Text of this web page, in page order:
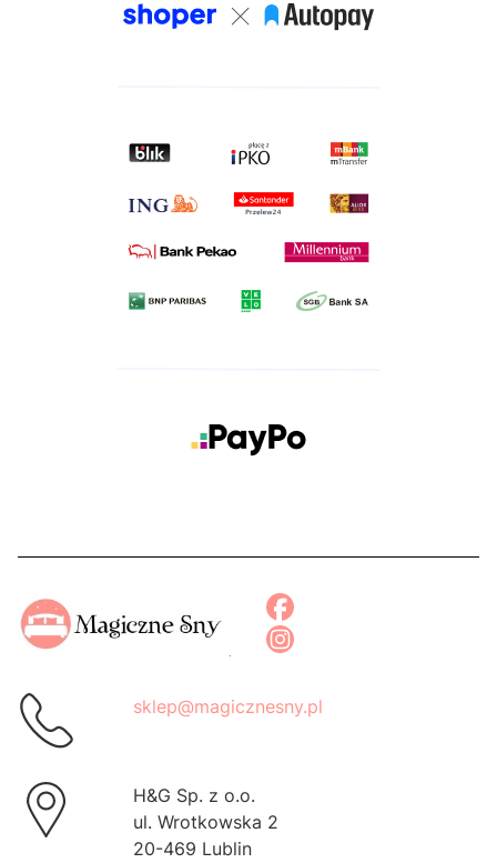
sklep@magicznesny.pl
H&G Sp. z o.o.
ul. Wrotkowska 2
20-469 Lublin